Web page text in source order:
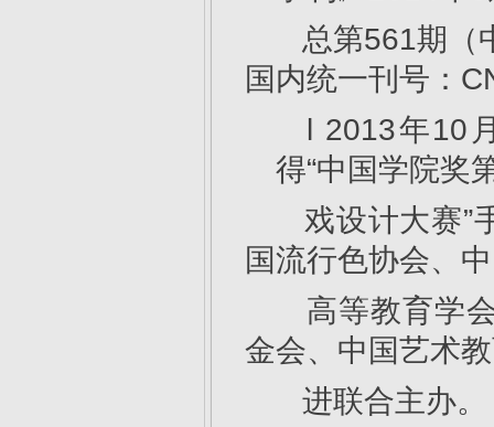
总第561期（
国内统一刊号：
l 2013年10
得“中国学院奖
戏设计大赛”
国流行色协会
高等教育学
金会、中国艺术
进联合主办。